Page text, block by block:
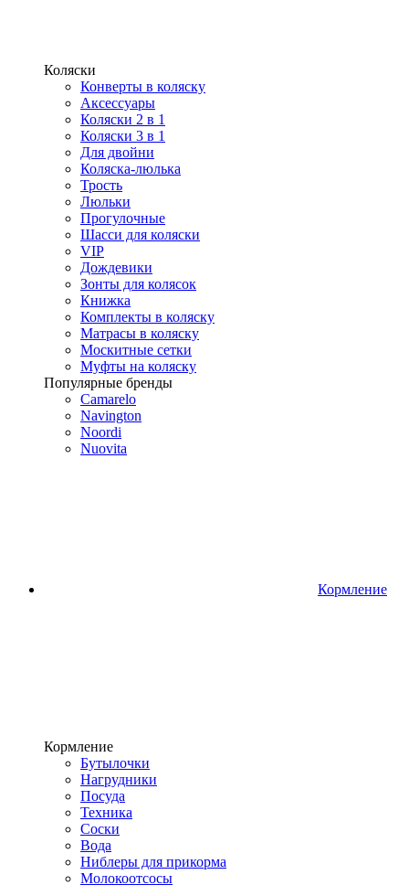
Коляски
Конверты в коляску
Аксессуары
Коляски 2 в 1
Коляски 3 в 1
Для двойни
Коляска-люлька
Трость
Люльки
Прогулочные
Шасси для коляски
VIP
Дождевики
Зонты для колясок
Книжка
Комплекты в коляску
Матрасы в коляску
Москитные сетки
Муфты на коляску
Популярные бренды
Camarelo
Navington
Noordi
Nuovita
Кормление
Кормление
Бутылочки
Нагрудники
Посуда
Техника
Соски
Вода
Ниблеры для прикорма
Молокоотсосы